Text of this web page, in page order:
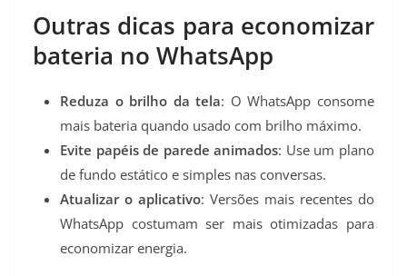
Outras dicas para economizar
bateria no WhatsApp
Reduza o brilho da tela: O WhatsApp consome
mais bateria quando usado com brilho máximo.
Evite papéis de parede animados: Use um plano
de fundo estático e simples nas conversas.
Atualizar o aplicativo: Versões mais recentes do
WhatsApp costumam ser mais otimizadas para
economizar energia.